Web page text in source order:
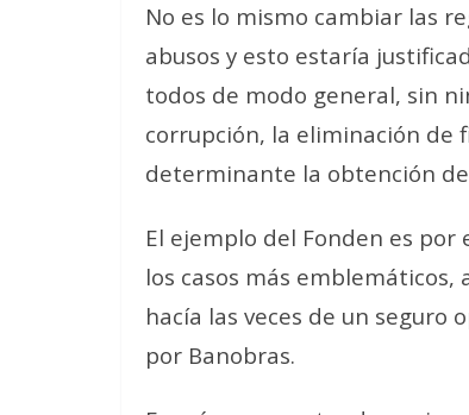
No es lo mismo cambiar las
abusos y esto estaría
todos de modo general, sin
corrupción, la eliminación de
determinante la obtención
El ejemplo del Fonden es
los casos más
hacía las veces de un
por Banobras.